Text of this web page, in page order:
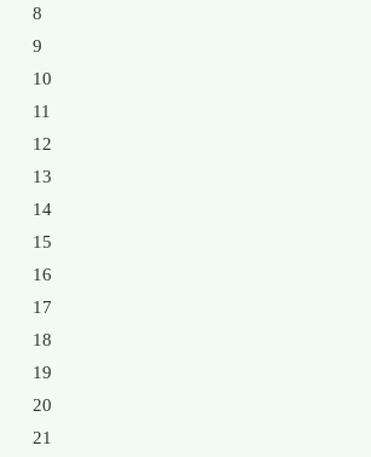
8
9
10
11
12
13
14
15
16
17
18
19
20
21